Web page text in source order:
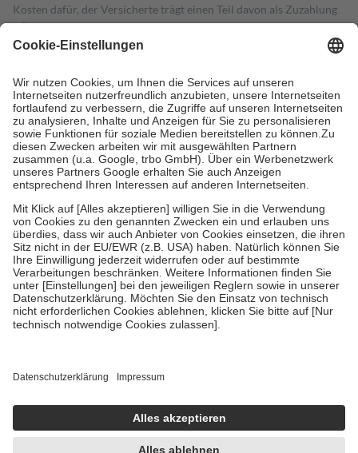
Kosten dafür, der Versicherte trägt einen Teil davon als Zuzahlung
mit.
Grundsätzlich leisten Mitglieder Zuzahlungen in Höhe von zehn
höchstens zehn Euro.
Es sind jedoch nie mehr als die tatsächlichen
Kosten der Leistung zu entrichten.
Diese Regeln gelten grundsätzlich auch für Online-Apotheken.
Bei Heilmitteln und häuslicher Krankenpflege beträgt die
Zuzahlung zehn Prozent der Kosten sowie zehn Euro je
Verordnung.
Um das Engagement der Versicherten für ihre eigene Gesundheit zu
stärken und die besondere Stellung der Familie zu unterstützen,
fallenkeine Zuzahlungenan bei:
• Kindern und Jugendlichen bis zum vollendeten 18. Lebensjahr
mit Ausnahme der Fahrkosten
• Untersuchungen zur Vorsorge und Früherkennung, die von der
GKV getragen werden
• empfohlenen Schutzimpfungen
• Harn- und Blutteststreifen
getroffen, um sicherzustellen, dass es sich um echte Bewertungen
https://help.etrusted.com/hc/de/articles/4419944605341
Einige Bilder und Inhalte wurden unter Zuhilfenahme künstlicher